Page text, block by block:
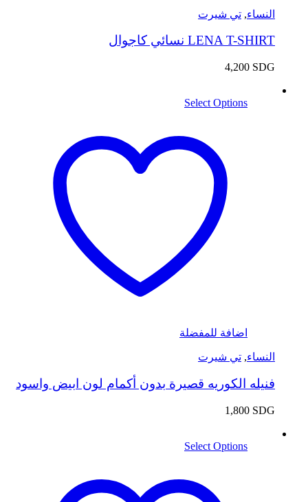
النساء, تي شيرت
LENA T-SHIRT نسائي كاجوال
4,200 SDG
Select Options
اضافة للمفضلة
النساء, تي شيرت
فنيله الكوريه قصيرة بدون أكمام لون ابيض واسود
1,800 SDG
Select Options